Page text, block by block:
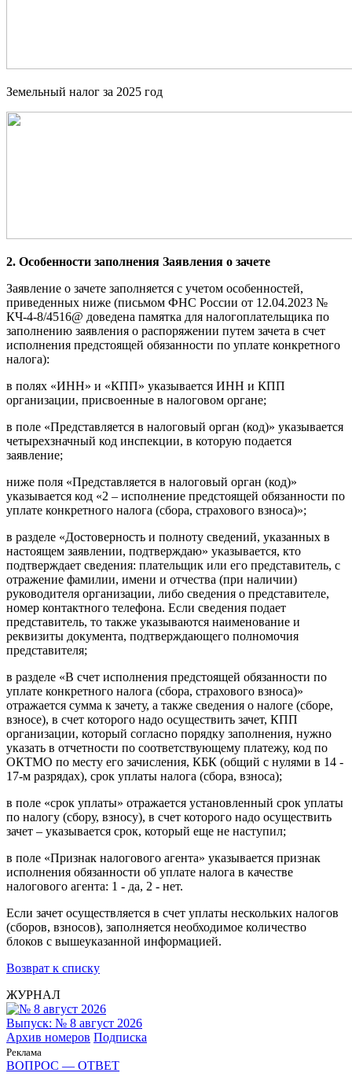
Земельный налог за 2025 год
2. Особенности заполнения Заявления о зачете
Заявление о зачете заполняется с учетом особенностей,
приведенных ниже (письмом ФНС России от 12.04.2023 №
КЧ-4-8/4516@ доведена памятка для налогоплательщика по
заполнению заявления о распоряжении путем зачета в счет
исполнения предстоящей обязанности по уплате конкретного
налога):
в полях «ИНН» и «КПП» указывается ИНН и КПП
организации, присвоенные в налоговом органе;
в поле «Представляется в налоговый орган (код)» указывается
четырехзначный код инспекции, в которую подается
заявление;
ниже поля «Представляется в налоговый орган (код)»
указывается код «2 – исполнение предстоящей обязанности по
уплате конкретного налога (сбора, страхового взноса)»;
в разделе «Достоверность и полноту сведений, указанных в
настоящем заявлении, подтверждаю» указывается, кто
подтверждает сведения: плательщик или его представитель, с
отражение фамилии, имени и отчества (при наличии)
руководителя организации, либо сведения о представителе,
номер контактного телефона. Если сведения подает
представитель, то также указываются наименование и
реквизиты документа, подтверждающего полномочия
представителя;
в разделе «В счет исполнения предстоящей обязанности по
уплате конкретного налога (сбора, страхового взноса)»
отражается сумма к зачету, а также сведения о налоге (сборе,
взносе), в счет которого надо осуществить зачет, КПП
организации, который согласно порядку заполнения, нужно
указать в отчетности по соответствующему платежу, код по
ОКТМО по месту его зачисления, КБК (общий с нулями в 14 -
17-м разрядах), срок уплаты налога (сбора, взноса);
в поле «срок уплаты» отражается установленный срок уплаты
по налогу (сбору, взносу), в счет которого надо осуществить
зачет – указывается срок, который еще не наступил;
в поле «Признак налогового агента» указывается признак
исполнения обязанности об уплате налога в качестве
налогового агента: 1 - да, 2 - нет.
Если зачет осуществляется в счет уплаты нескольких налогов
(сборов, взносов), заполняется необходимое количество
блоков с вышеуказанной информацией.
Возврат к списку
ЖУРНАЛ
Выпуск: № 8 август 2026
Архив номеров Подписка
Реклама
ВОПРОС — ОТВЕТ